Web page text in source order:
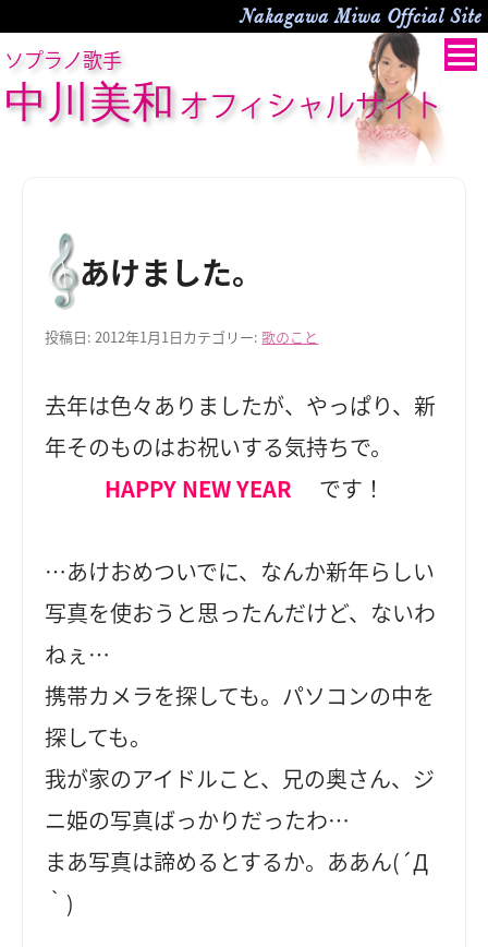
Nakagawa Miwa Offcial Site
ソプラノ歌手
中川美和 オフィシャルサイト
あけました。
投稿日:2012年1月1日カテゴリー:歌のこと
去年は色々ありましたが、やっぱり、新
年そのものはお祝いする気持ちで。
HAPPY NEW YEAR
です！
…あけおめついでに、なんか新年らしい
写真を使おうと思ったんだけど、ないわ
ねぇ…
携帯カメラを探しても。パソコンの中を
探しても。
我が家のアイドルこと、兄の奥さん、ジ
ニ姫の写真ばっかりだったわ…
まあ写真は諦めるとするか。ああん(´Д
｀)